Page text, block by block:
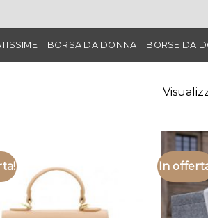
BORSA DA DONNA BORSE DA
In